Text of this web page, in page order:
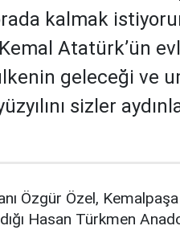
kalmak
Atatürk’ün
geleceği ve
sizler
Özgür Özel,
Hasan Türkmen